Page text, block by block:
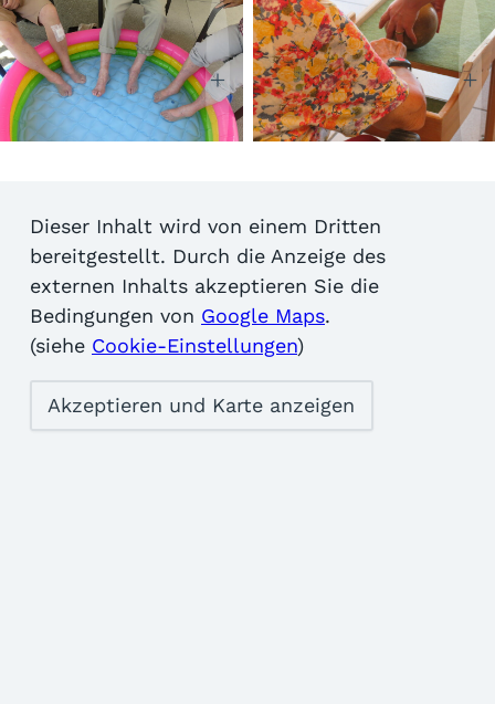
Dieser Inhalt wird von einem Dritten
bereitgestellt. Durch die Anzeige des
externen Inhalts akzeptieren Sie die
Bedingungen von Google Maps.
(siehe Cookie-Einstellungen)
Akzeptieren und Karte anzeigen